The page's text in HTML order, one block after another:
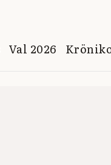
Val 2026